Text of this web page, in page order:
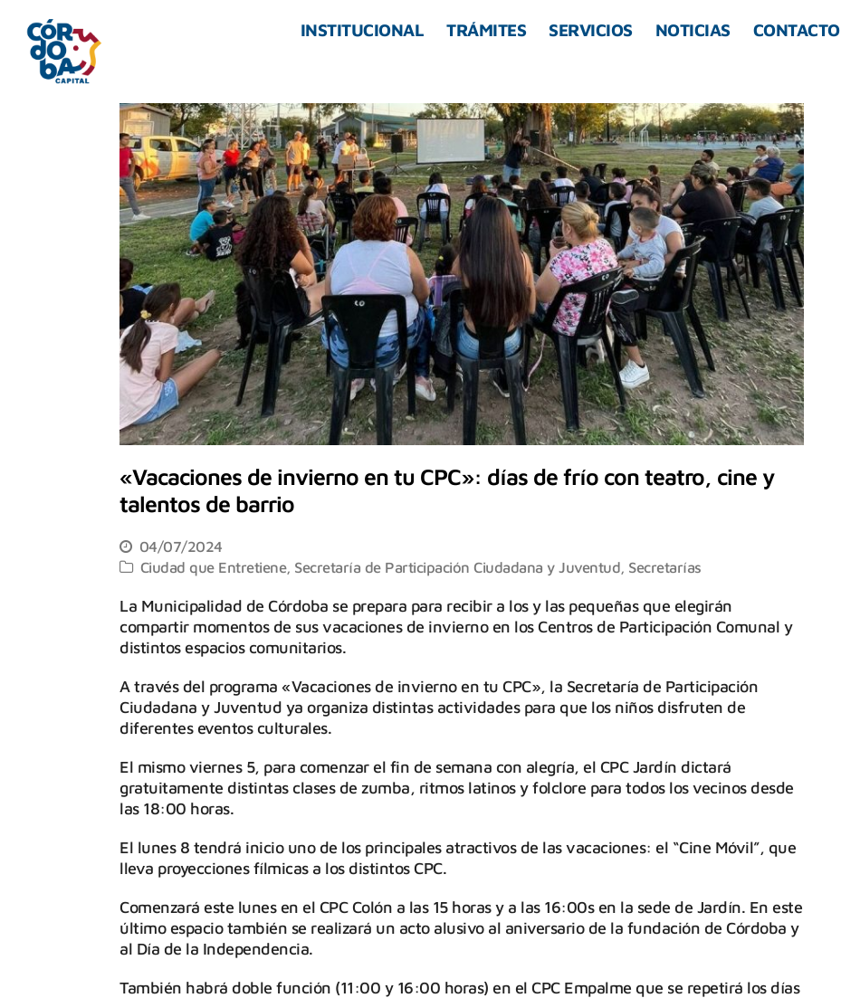
INSTITUCIONAL TRÁMITES SERVICIOS NOTICIAS CONTACTO
«Vacaciones de invierno en tu CPC»: días de frío con teatro, cine y
talentos de barrio
04/07/2024
Ciudad que Entretiene, Secretaría de Participación Ciudadana y Juventud, Secretarías
La Municipalidad de Córdoba se prepara para recibir a los y las pequeñas que elegirán
compartir momentos de sus vacaciones de invierno en los Centros de Participación Comunal y
distintos espacios comunitarios.
A través del programa «Vacaciones de invierno en tu CPC», la Secretaría de Participación
Ciudadana y Juventud ya organiza distintas actividades para que los niños disfruten de
diferentes eventos culturales.
El mismo viernes 5, para comenzar el fin de semana con alegría, el CPC Jardín dictará
gratuitamente distintas clases de zumba, ritmos latinos y folclore para todos los vecinos desde
las 18:00 horas.
El lunes 8 tendrá inicio uno de los principales atractivos de las vacaciones: el “Cine Móvil”, que
lleva proyecciones fílmicas a los distintos CPC.
Comenzará este lunes en el CPC Colón a las 15 horas y a las 16:00s en la sede de Jardín. En este
último espacio también se realizará un acto alusivo al aniversario de la fundación de Córdoba y
al Día de la Independencia.
También habrá doble función (11:00 y 16:00 horas) en el CPC Empalme que se repetirá los días